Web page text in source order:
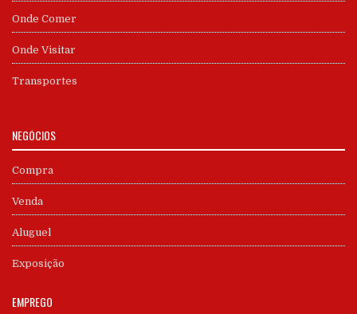
Onde Comer
Onde Visitar
Transportes
NEGÓCIOS
Compra
Venda
Aluguel
Exposição
EMPREGO